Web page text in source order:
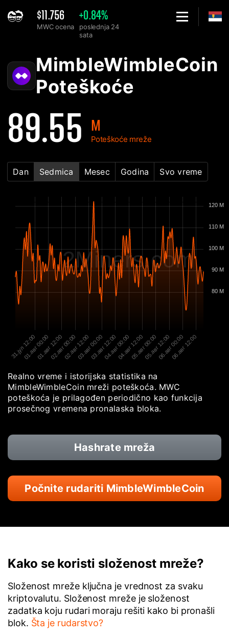
$11.756
MWC ocena
+0.84%
poslednja 24
sata
MimbleWimbleCoin
Poteškoće
89.55 M
Poteškoće mreže
Dan Sedmica Mesec Godina Svo vreme
2Miners.com
31.јул 12:00
01.авг 00:0001.авг 12:0002.авг 00:0002.авг 12:0003.авг 00:0003.авг 12:0004.авг 00:0004.авг 12:0005.авг 00:0005.авг 12:0006.авг 00:0006.авг 12:00
80 M
90 M
100 M
110 M
120 M
Realno vreme i istorijska statistika na
MimbleWimbleCoin mreži poteškoća. MWC
poteškoća je prilagođen periodično kao funkcija
prosečnog vremena pronalaska bloka.
Hashrate mreža
Počnite rudariti MimbleWimbleCoin
Kako se koristi složenost mreže?
Složenost mreže ključna je vrednost za svaku
kriptovalutu. Složenost mreže je složenost
zadatka koju rudari moraju rešiti kako bi pronašli
blok. Šta je rudarstvo?